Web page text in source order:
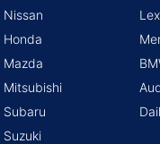
Nissan
Honda
Mazda
Mitsubishi
Subaru
Suzuki